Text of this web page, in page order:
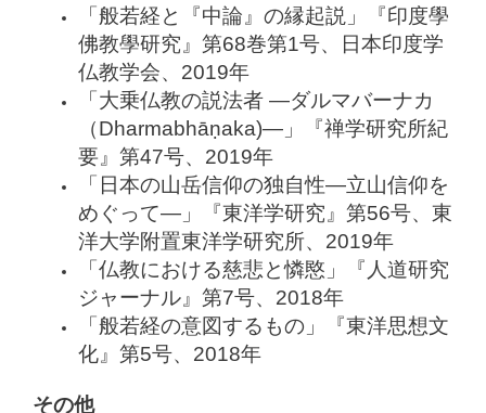
「般若経と『中論』の縁起説」『印度學
佛教學研究』第68巻第1号、日本印度学
仏教学会、2019年
「大乗仏教の説法者 ―ダルマバーナカ
（Dharmabhāṇaka)―」『禅学研究所紀
要』第47号、2019年
「日本の山岳信仰の独自性―立山信仰を
めぐって―」『東洋学研究』第56号、東
洋大学附置東洋学研究所、2019年
「仏教における慈悲と憐愍」『人道研究
ジャーナル』第7号、2018年
「般若経の意図するもの」『東洋思想文
化』第5号、2018年
その他